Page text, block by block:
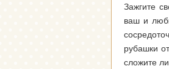
Зажгите
ваш и
рубашки
сложите